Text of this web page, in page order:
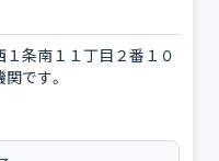
１条南１１丁目２番１０
です。